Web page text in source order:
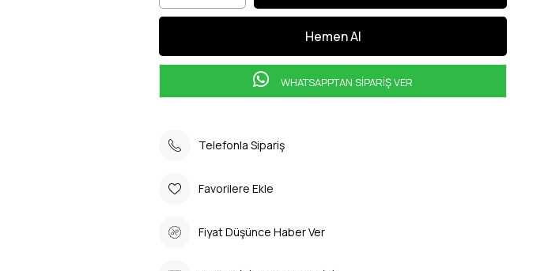
WHATSAPPTAN SİPARİŞ VER
Telefonla Sipariş
Favorilere Ekle
Fiyat Düşünce Haber Ver